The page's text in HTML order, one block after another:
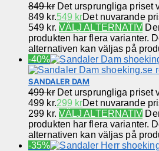
849kr Det ursprungliga priset
849 kr.549 krDet nuvarande
549 kr. VÄLJ ALTERNATIV
produkten har flera varianter.
alternativen kan väljas på
-40%
SANDALER DAM
499kr Det ursprungliga priset
499 kr.299 krDet nuvarande
299 kr. VÄLJ ALTERNATIV
produkten har flera varianter.
alternativen kan väljas på
-35%